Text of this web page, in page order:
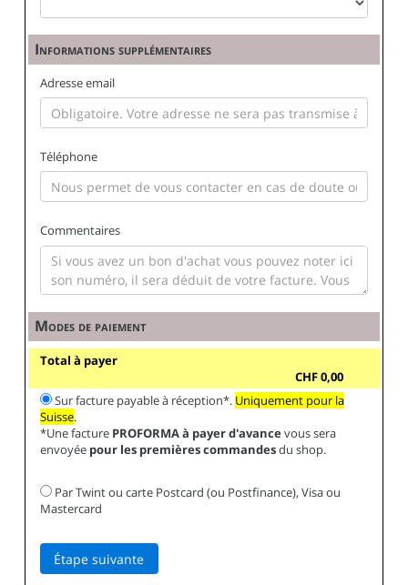
Informations supplémentaires
Adresse email
Téléphone
Commentaires
Modes de paiement
Total à payer
CHF 0,00
Sur facture payable à réception*. Uniquement pour la
Suisse.
*Une facture PROFORMA à payer d'avancevous sera
envoyée pour les premières commandesdu shop.
Par Twint ou carte Postcard (ou Postfinance), Visa ou
Mastercard
Étape suivante